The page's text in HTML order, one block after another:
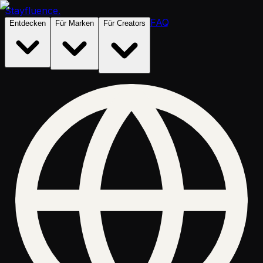
Stayfluence.
Entdecken Für Marken Für Creators FAQ